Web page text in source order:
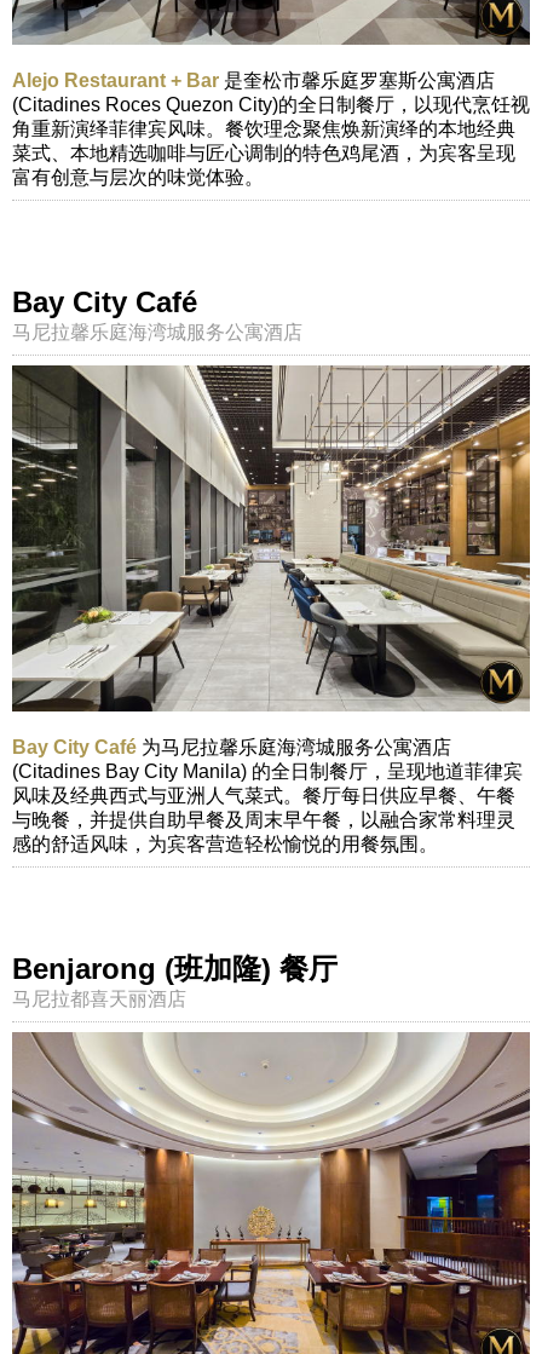
Alejo Restaurant + Bar 是奎松市馨乐庭罗塞斯公寓酒店
(Citadines Roces Quezon City)的全日制餐厅，以现代烹饪视
角重新演绎菲律宾风味。餐饮理念聚焦焕新演绎的本地经典
菜式、本地精选咖啡与匠心调制的特色鸡尾酒，为宾客呈现
富有创意与层次的味觉体验。
Bay City Café
马尼拉馨乐庭海湾城服务公寓酒店
Bay City Café 为马尼拉馨乐庭海湾城服务公寓酒店
(Citadines Bay City Manila) 的全日制餐厅，呈现地道菲律宾
风味及经典西式与亚洲人气菜式。餐厅每日供应早餐、午餐
与晚餐，并提供自助早餐及周末早午餐，以融合家常料理灵
感的舒适风味，为宾客营造轻松愉悦的用餐氛围。
Benjarong (班加隆) 餐厅
马尼拉都喜天丽酒店